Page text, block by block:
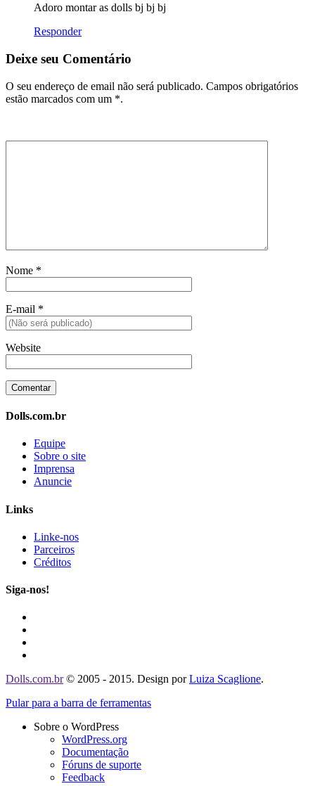
Adoro montar as dolls bj bj bj
Responder
Deixe seu Comentário
O seu endereço de email não será publicado. Campos obrigatórios
estão marcados com um *.
Nome *
E-mail *
Website
Dolls.com.br
Equipe
Sobre o site
Imprensa
Anuncie
Links
Linke-nos
Parceiros
Créditos
Siga-nos!
Dolls.com.br© 2005 - 2015. Design porLuiza Scaglione.
Pular para a barra de ferramentas
Sobre o WordPress
WordPress.org
Documentação
Fóruns de suporte
Feedback